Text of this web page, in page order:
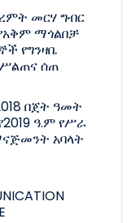
መርሃ ግብር
ማጎልበቻ
የግንዛቤ
ሰጠ
በጀት ዓመት
ዓ.ም የሥራ
አባላት